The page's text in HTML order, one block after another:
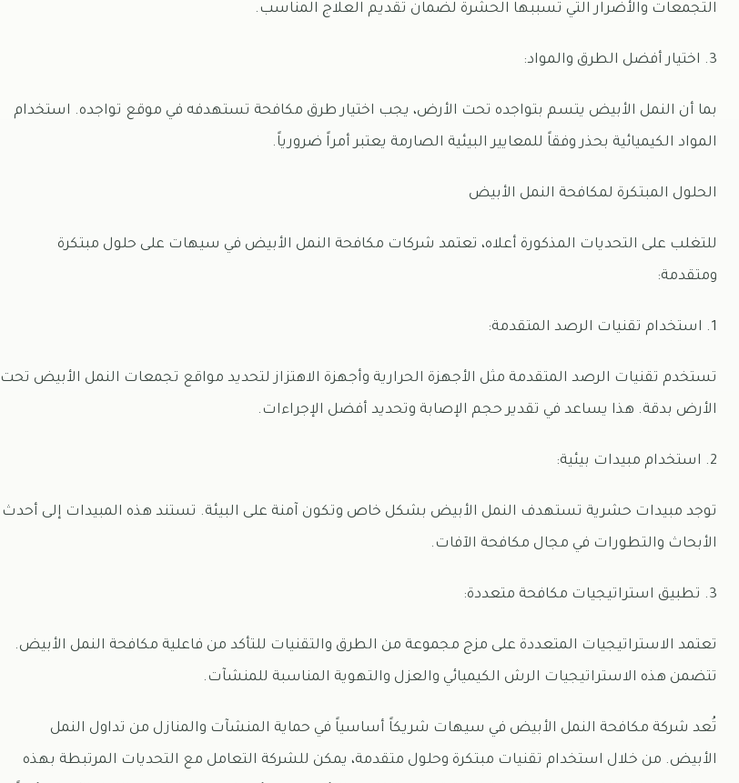
التجمعات والأضرار التي تسببها الحشرة لضمان تقديم العلاج المناسب.
3. اختيار أفضل الطرق والمواد:
بما أن النمل الأبيض يتسم بتواجده تحت الأرض، يجب اختيار طرق مكافحة تستهدفه في موقع تواجده. استخدام
المواد الكيميائية بحذر وفقاً للمعايير البيئية الصارمة يعتبر أمراً ضرورياً.
الحلول المبتكرة لمكافحة النمل الأبيض
للتغلب على التحديات المذكورة أعلاه، تعتمد شركات مكافحة النمل الأبيض في سيهات على حلول مبتكرة
ومتقدمة:
1. استخدام تقنيات الرصد المتقدمة:
تستخدم تقنيات الرصد المتقدمة مثل الأجهزة الحرارية وأجهزة الاهتزاز لتحديد مواقع تجمعات النمل الأبيض تحت
الأرض بدقة. هذا يساعد في تقدير حجم الإصابة وتحديد أفضل الإجراءات.
2. استخدام مبيدات بيئية:
توجد مبيدات حشرية تستهدف النمل الأبيض بشكل خاص وتكون آمنة على البيئة. تستند هذه المبيدات إلى أحدث
الأبحاث والتطورات في مجال مكافحة الآفات.
3. تطبيق استراتيجيات مكافحة متعددة:
تعتمد الاستراتيجيات المتعددة على مزج مجموعة من الطرق والتقنيات للتأكد من فاعلية مكافحة النمل الأبيض.
تتضمن هذه الاستراتيجيات الرش الكيميائي والعزل والتهوية المناسبة للمنشآت.
تُعد شركة مكافحة النمل الأبيض في سيهات شريكاً أساسياً في حماية المنشآت والمنازل من تداول النمل
الأبيض. من خلال استخدام تقنيات مبتكرة وحلول متقدمة، يمكن للشركة التعامل مع التحديات المرتبطة بهذه